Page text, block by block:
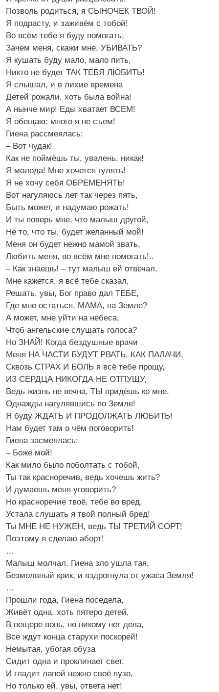
Позволь родиться, я СЫНОЧЕК ТВОЙ!
Я подрасту, и заживём с тобой!
Во всём тебе я буду помогать,
Зачем меня, скажи мне, УБИВАТЬ?
Я кушать буду мало, мало пить,
Никто не будет ТАК ТЕБЯ ЛЮБИТЬ!
Я слышал, и в лихие времена
Детей рожали, хоть была война!
А нынче мир! Еды хватает ВСЕМ!
Я обещаю: много я не съем!
Гиена рассмеялась:
– Вот чудак!
Как не поймёшь ты, увалень, никак!
Я молода! Мне хочется гулять!
Я не хочу себя ОБРЕМЕНЯТЬ!
Вот нагуляюсь лет так через пять,
Быть может, и надумаю рожать!
И ты поверь мне, что малыш другой,
Не то, что ты, будет желанный мой!
Меня он будет нежно мамой звать,
Любить меня, во всём мне помогать!..
– Как знаешь! – тут малыш ей отвечал,
Мне кажется, я всё тебе сказал,
Решать, увы, Бог право дал ТЕБЕ,
Где мне остаться, МАМА, на Земле?
А может, мне уйти на небеса,
Чтоб ангельские слушать голоса?
Но ЗНАЙ! Когда бездушные врачи
Меня НА ЧАСТИ БУДУТ РВАТЬ, КАК ПАЛАЧИ,
Сквозь СТРАХ И БОЛЬ я всё тебе прощу,
ИЗ СЕРДЦА НИКОГДА НЕ ОТПУЩУ,
Ведь жизнь не вечна, ТЫ придёшь ко мне,
Однажды нагулявшись по Земле!
Я буду ЖДАТЬ И ПРОДОЛЖАТЬ ЛЮБИТЬ!
Нам будет там о чём поговорить!
Гиена засмеялась:
– Боже мой!
Как мило было поболтать с тобой,
Ты так красноречив, ведь хочешь жить?
И думаешь меня уговорить?
Но красноречие твоё, тебе во вред,
Устала слушать я твой полный бред!
Ты МНЕ НЕ НУЖЕН, ведь ТЫ ТРЕТИЙ СОРТ!
Поэтому я сделаю аборт!
…
Малыш молчал. Гиена зло ушла тая,
Безмолвный крик, и вздрогнула от ужаса Земля!
…
Прошли года, Гиена поседела,
Живёт одна, хоть пятеро детей,
В пещере вонь, но никому нет дела,
Все ждут конца старухи поскорей!
Немытая, убогая обуза
Сидит одна и проклинает свет,
И гладит лапой нежно своё пузо,
Но только ей, увы, ответа нет!